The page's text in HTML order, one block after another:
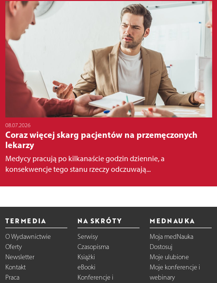
08.07.2026
Coraz więcej skarg pacjentów na przemęczonych
lekarzy
Medycy pracują po kilkanaście godzin dziennie, a
konsekwencje tego stanu rzeczy odczuwają...
TERMEDIA
O Wydawnictwie
Oferty
Newsletter
Kontakt
Praca
NA SKRÓTY
Serwisy
Czasopisma
Książki
eBooki
Konferencje i
MEDNAUKA
Moja medNauka
Dostosuj
Moje ulubione
Moje konferencje i
webinary